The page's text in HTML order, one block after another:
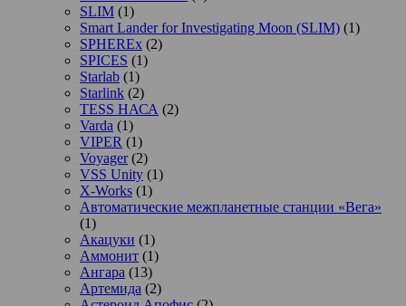
SLIM (1)
Smart Lander for Investigating Moon (SLIM) (1)
SPHEREx (2)
SPICES (1)
Starlab (1)
Starlink (2)
TESS НАСА (2)
Varda (1)
VIPER (1)
Voyager(2)
VSS Unity (1)
X-Works (1)
Автоматические межпланетные станции «Вега»
(1)
Акацуки (1)
Аммонит (1)
Ангара (13)
Артемида (2)